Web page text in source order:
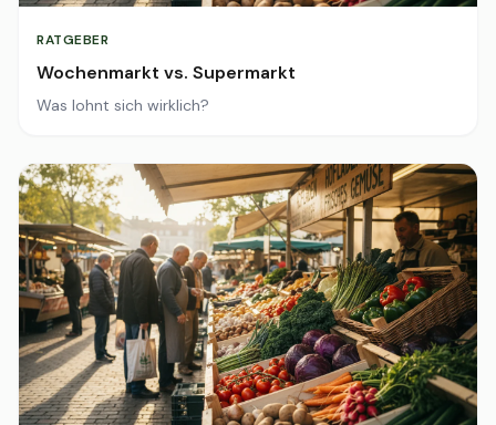
RATGEBER
Wochenmarkt vs. Supermarkt
Was lohnt sich wirklich?